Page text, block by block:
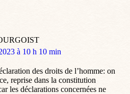
à 10 h 10 min
des droits de l’homme: on
reprise dans la constitution
les déclarations concernées ne